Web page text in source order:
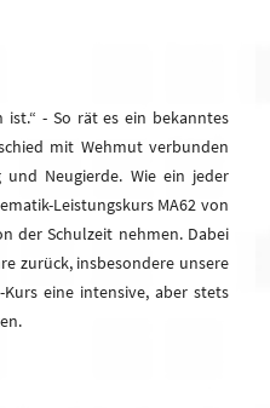
ist.“ - So rät es ein bekanntes
mit Wehmut verbunden
Neugierde. Wie ein jeder
Leistungskurs MA62 von
der Schulzeit nehmen. Dabei
zurück, insbesondere unsere
eine intensive, aber stets